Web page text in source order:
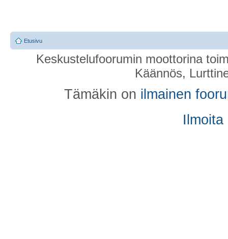
Etusivu
Keskustelufoorumin moottorina
Käännös,
Tämäkin on ilmainen